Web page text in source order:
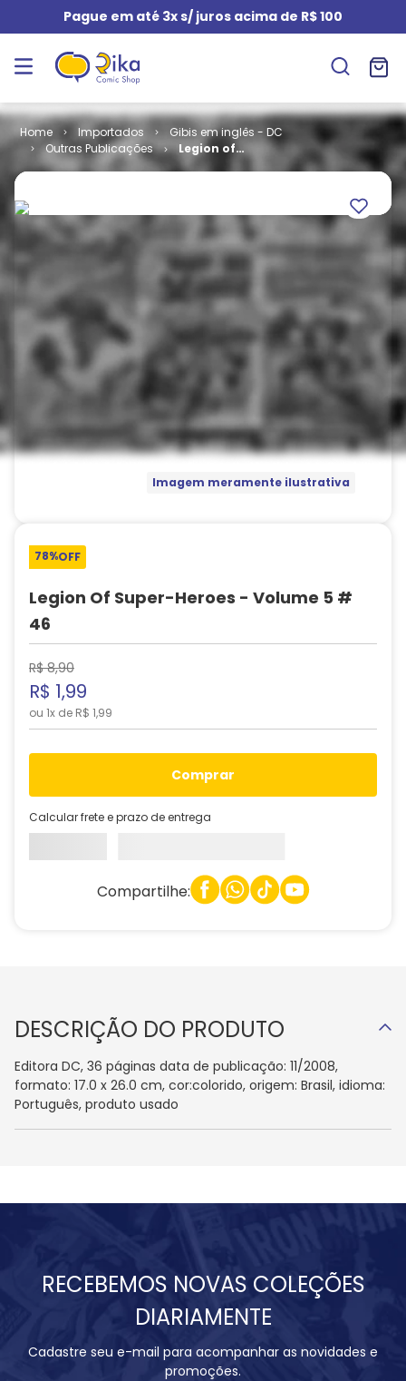
Pague em até 3x s/ juros acima de R$ 100
Importados
Gibis em inglês - DC
Outras Publicações
Legion of
Super-Heroes
Imagem meramente ilustrativa
78%OFF
Legion Of Super-Heroes - Volume 5 #
46
R$ 8,90
R$ 1,99
ou 1x de R$ 1,99
comprar
Calcular frete e prazo de entrega
Compartilhe:
DESCRIÇÃO DO PRODUTO
Editora DC, 36 páginas data de publicação: 11/2008,
formato: 17.0 x 26.0 cm, cor:colorido, origem: Brasil, idioma:
Português, produto usado
RECEBEMOS NOVAS COLEÇÕES
DIARIAMENTE
Cadastre seu e-mail para acompanhar as novidades e
promoções.